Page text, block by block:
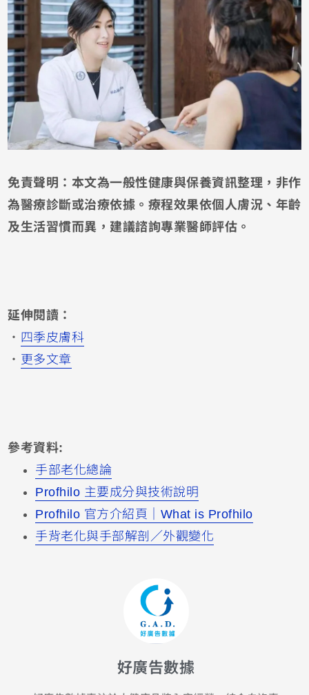
免責聲明：本文為一般性健康與保養資訊整理，非作
為醫療診斷或治療依據。療程效果依個人膚況、年齡
及生活習慣而異，建議諮詢專業醫師評估。
延伸閱讀：
・ 四季皮膚科
・ 更多文章
參考資料:
手部老化總論
Profhilo 主要成分與技術說明
Profhilo 官方介紹頁｜What is Profhilo
手背老化與手部解剖／外觀變化
好廣告數據